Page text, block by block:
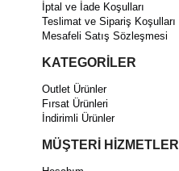
İptal ve İade Koşulları
Teslimat ve Sipariş Koşulları
Mesafeli Satış Sözleşmesi
KATEGORİLER
Outlet Ürünler
Fırsat Ürünleri
İndirimli Ürünler
MÜŞTERİ HİZMETLERİ